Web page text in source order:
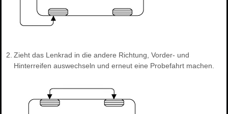
2. Zieht das Lenkrad in die andere Richtung, Vorder- und
Hinterreifen auswechseln und erneut eine Probefahrt machen.